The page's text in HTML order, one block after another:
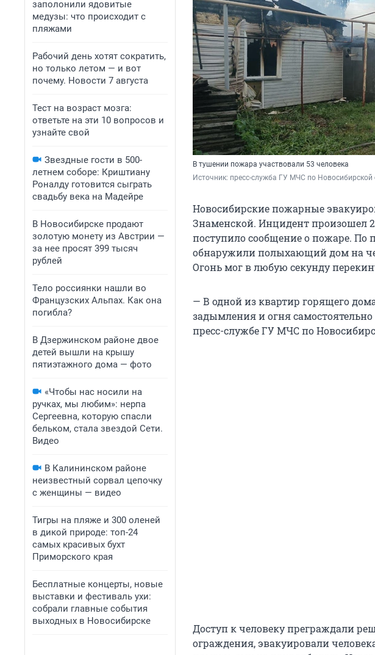
заполонили ядовитые
медузы: что происходит с
пляжами
Рабочий день хотят сократить,
но только летом — и вот
почему. Новости 7 августа
Тест на возраст мозга:
ответьте на эти 10 вопросов и
узнайте свой
Звездные гости в 500-
летнем соборе: Криштиану
Роналду готовится сыграть
свадьбу века на Мадейре
В Новосибирске продают
золотую монету из Австрии —
за нее просят 399 тысяч
рублей
Тело россиянки нашли во
Французских Альпах. Как она
погибла?
В Дзержинском районе двое
детей вышли на крышу
пятиэтажного дома — фото
«Чтобы нас носили на
ручках, мы любим»: нерпа
Сергеевна, которую спасли
бельком, стала звездой Сети.
Видео
В Калининском районе
неизвестный сорвал цепочку
с женщины — видео
Тигры на пляже и 300 оленей
в дикой природе: топ-24
самых красивых бухт
Приморского края
Бесплатные концерты, новые
выставки и фестиваль ухи:
собрали главные события
выходных в Новосибирске
В тушении пожара участвовали 53 человека
Источник: пресс-служба ГУ МЧС по Новосибирской
Новосибирские пожарные
Знаменской. Инцидент произошел
поступило сообщение о пожаре. По
обнаружили полыхающий дом на
Огонь мог в любую секунду
— В одной из квартир горящего
задымления и огня
пресс-службе ГУ МЧС по
Доступ к человеку преграждали
ограждения, эвакуировали